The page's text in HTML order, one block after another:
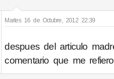
Martes 16 de Octubre, 2012 22:39
despues del articulo
comentario que me